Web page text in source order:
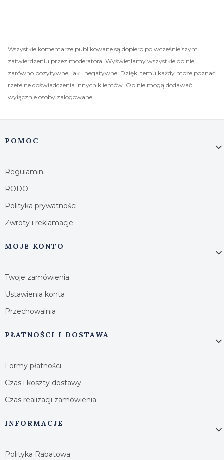
Wszystkie komentarze publikowane są dopiero po wcześniejszym
zatwierdzeniu przez moderatora. Wyświetlamy wszystkie opinie,
zarówno pozytywne, jak i negatywne. Dzięki temu każdy może poznać
rzetelne doświadczenia innych klientów. Opinie mogą dodawać
wyłącznie osoby zalogowane.
Linki w stopce
POMOC
Regulamin
RODO
Polityka prywatności
Zwroty i reklamacje
MOJE KONTO
Twoje zamówienia
Ustawienia konta
Przechowalnia
PŁATNOŚCI I DOSTAWA
Formy płatności
Czas i koszty dostawy
Czas realizacji zamówienia
INFORMACJE
Polityka Rabatowa